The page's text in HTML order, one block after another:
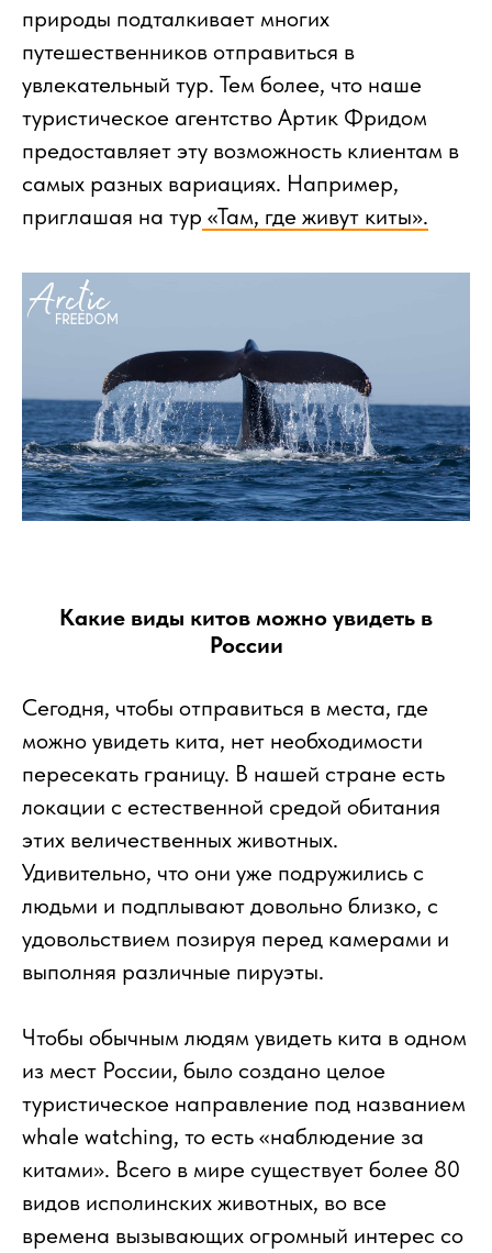
природы подталкивает многих
путешественников отправиться в
увлекательный тур. Тем более, что наше
туристическое агентство Артик Фридом
предоставляет эту возможность клиентам в
самых разных вариациях. Например,
приглашая на тур «Там, где живут киты».
Какие виды китов можно увидеть в
России
Сегодня, чтобы отправиться в места, где
можно увидеть кита, нет необходимости
пересекать границу. В нашей стране есть
локации с естественной средой обитания
этих величественных животных.
Удивительно, что они уже подружились с
людьми и подплывают довольно близко, с
удовольствием позируя перед камерами и
выполняя различные пируэты.
Чтобы обычным людям увидеть кита в одном
из мест России, было создано целое
туристическое направление под названием
whale watching, то есть «наблюдение за
китами». Всего в мире существует более 80
видов исполинских животных, во все
времена вызывающих огромный интерес со